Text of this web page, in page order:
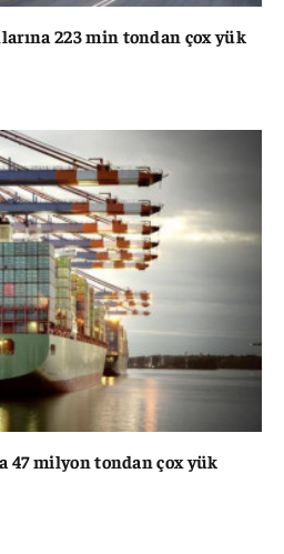
223 min tondan çox yük
47 milyon tondan çox yük